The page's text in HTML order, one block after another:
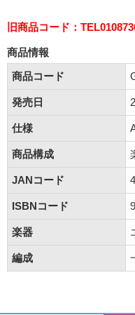
旧商品コード：
商品情報
商品コード
発売日
仕様
商品構成
JANコード
ISBNコード
楽器
編成